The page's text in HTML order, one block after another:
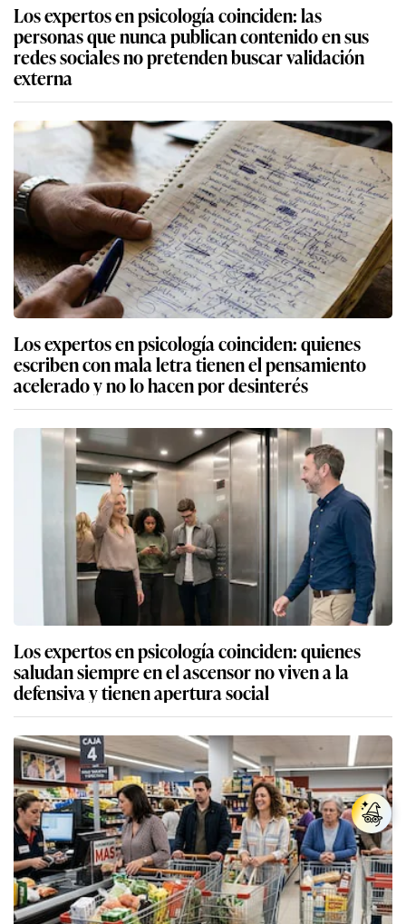
Los expertos en psicología coinciden: las
personas que nunca publican contenido en sus
redes sociales no pretenden buscar validación
externa
Los expertos en psicología coinciden: quienes
escriben con mala letra tienen el pensamiento
acelerado y no lo hacen por desinterés
Los expertos en psicología coinciden: quienes
saludan siempre en el ascensor no viven a la
defensiva y tienen apertura social